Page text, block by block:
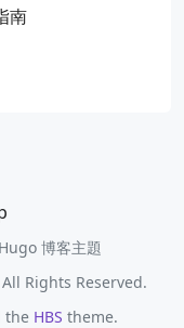
南
博客主題
Rights Reserved.
the HBS theme.